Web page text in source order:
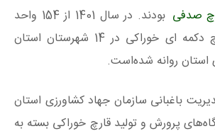
صدفی
بودند. در سال 1401 از 154 واحد
تولیدی پرورش قارچ دکمه ای خوراکی در 14 شهرستان استان
استان روانه شده‌است.
باغبانی سازمان جهاد کشاورزی استان
پرورش و تولید قارچ خوراکی بسته به